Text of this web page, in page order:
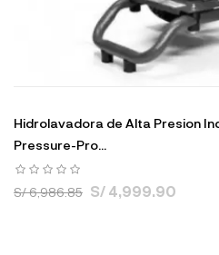
Hidrolavadora de Alta Presion
Pressure-Pro...
S/ 6,986.85 S/ 4,999.90